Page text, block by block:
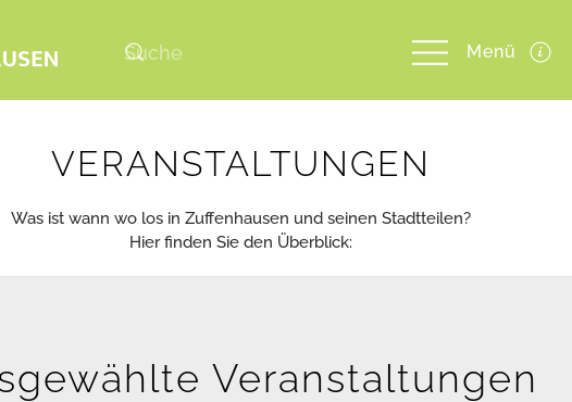
Menü
VERANSTALTUNGEN
Was ist wann wo los in Zuffenhausen und seinen Stadtteilen?
Hier finden Sie den Überblick:
Veranstaltungen